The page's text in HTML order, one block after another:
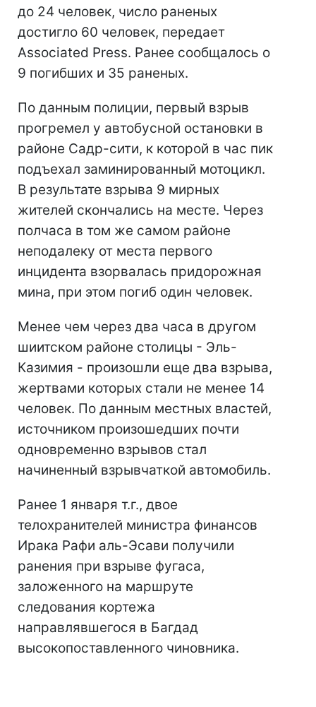
до 24 человек, число раненых
достигло 60 человек, передает
Associated Press. Ранее сообщалось о
9 погибших и 35 раненых.
По данным полиции, первый взрыв
прогремел у автобусной остановки в
районе Садр-сити, к которой в час пик
подъехал заминированный мотоцикл.
В результате взрыва 9 мирных
жителей скончались на месте. Через
полчаса в том же самом районе
неподалеку от места первого
инцидента взорвалась придорожная
мина, при этом погиб один человек.
Менее чем через два часа в другом
шиитском районе столицы - Эль-
Казимия - произошли еще два взрыва,
жертвами которых стали не менее 14
человек. По данным местных властей,
источником произошедших почти
одновременно взрывов стал
начиненный взрывчаткой автомобиль.
Ранее 1 января т.г., двое
телохранителей министра финансов
Ирака Рафи аль-Эсави получили
ранения при взрыве фугаса,
заложенного на маршруте
следования кортежа
направлявшегося в Багдад
высокопоставленного чиновника.